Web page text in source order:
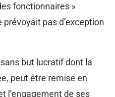
fonctionnaires »
prévoyait pas d’exception
but lucratif dont la
peut être remise en
l’engagement de ses